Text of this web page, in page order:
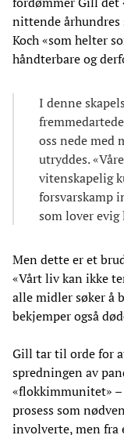
nittende århundres
Koch «som helter
håndterbare og
I denne
oss nede med
utryddes.
vitenskapelig
forsvarskamp
som lover
Men dette er et
«Vårt liv kan ikke
alle midler søker å
bekjemper også
Gill tar til orde for
spredningen av
«flokkimmunitet» –
prosess som
involverte, men fra